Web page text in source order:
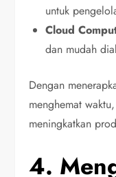
untuk
Cloud
dan mudah
Dengan
menghemat
meningkatkan
4.